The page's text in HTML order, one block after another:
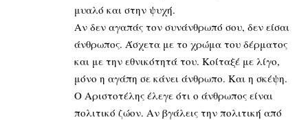
μυαλό και στην ψυχή.
Αν δεν αγαπάς τον συνάνθρωπό σου, δεν είσαι
άνθρωπος. Άσχετα με το χρώμα του δέρματος
και με την εθνικότητά του. Κοίταξέ με λίγο,
μόνο η αγάπη σε κάνει άνθρωπο. Και η σκέψη.
Ο Αριστοτέλης έλεγε ότι ο άνθρωπος είναι
πολιτικό ζώον. Αν βγάλεις την πολιτική από